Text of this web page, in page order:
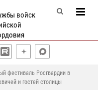
войск
фестиваль Росгвардии в
и гостей столицы